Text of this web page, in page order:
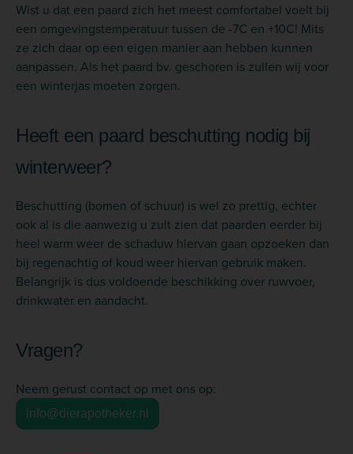
Wist u dat een paard zich het meest comfortabel voelt bij
een omgevingstemperatuur tussen de -7C en +10C! Mits
ze zich daar op een eigen manier aan hebben kunnen
aanpassen. Als het paard bv. geschoren is zullen wij voor
een winterjas moeten zorgen.
Heeft een paard beschutting nodig bij
winterweer?
Beschutting (bomen of schuur) is wel zo prettig, echter
ook al is die aanwezig u zult zien dat paarden eerder bij
heel warm weer de schaduw hiervan gaan opzoeken dan
bij regenachtig of koud weer hiervan gebruik maken.
Belangrijk is dus voldoende beschikking over ruwvoer,
drinkwater en aandacht.
Vragen?
Neem gerust contact op met ons op:
info@dierapotheker.nl